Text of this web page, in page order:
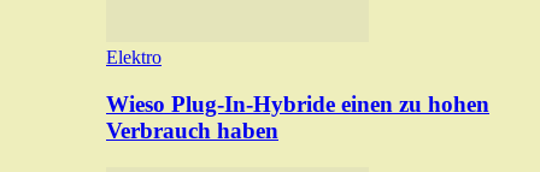
Elektro
Wieso Plug-In-Hybride einen zu hohen
Verbrauch haben